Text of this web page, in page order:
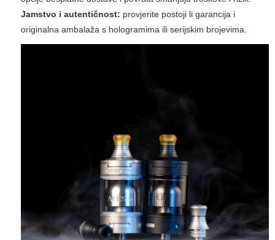
Jamstvo i autentičnost: provjerite postoji li garancija i
originalna ambalaža s hologramima ili serijskim brojevima.